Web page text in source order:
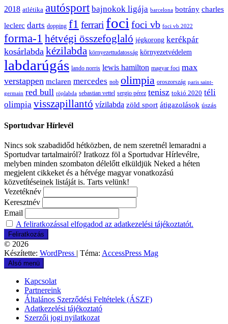
2018 atlétika autósport bajnokok ligája barcelona botrány charles
leclerc darts dopping f1 ferrari foci foci vb foci vb 2022
forma-1 hétvégi összefoglaló jégkorong kerékpár
kosárlabda kézilabda környezettudatosság környezetvédelem
labdarúgás lando norris lewis hamilton magyar foci max
verstappen mclaren mercedes nob olimpia oroszország paris saint-
germain red bull röplabda sebastian vettel sergio pérez tenisz tokió 2020 téli
olimpia visszapillantó vízilabda zöld sport átigazolások úszás
Sportudvar Hírlevél
Nincs sok szabadidőd hétközben, de nem szeretnél lemaradni a
Sportudvar tartalmairól? Iratkozz föl a Sportudvar Hírlevélre,
melyben minden szombaton délelőtt elküldjük Neked a héten
megjelent cikkeket és a hétvége magyar vonatkozású
közvetítéseinek listáját is. Tarts velünk!
Vezetéknév
Keresztnév
Email
A feliratkozással elfogadod az adatkezelési tájékoztatót.
© 2026
Készítette: WordPress | Téma: AccessPress Mag
Alsó menü
Kapcsolat
Partnereink
Általános Szerződési Feltételek (ÁSZF)
Adatkezelési tájékoztató
Szerzői jogi nyilatkozat